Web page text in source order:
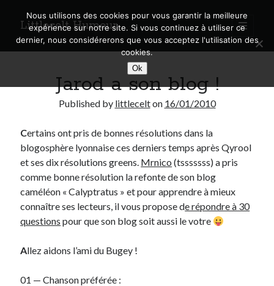
Littlecelt Humeur
open
primary
menu
Sidebar
Derniers articles
Municipales 2026 : Lyon, Métropole et Caluire, mon choix pour l’avenir
Explorez les Chemins Enchantés à Vélo : Aventures Familiales près de
Lyon !
Quel Lyonnais es-tu, Renaud Ducher ?
Lyon ?
Jarod a son blog !
Published by littlecelton 16/01/2010
Certains ont pris de bonnes résolutions dans la
blogosphère lyonnaise ces derniers temps après Qyrool
et ses dix résolutions greens. Mrnico (tsssssss) a pris
comme bonne résolution la refonte de son blog
caméléon « Calyptratus » et pour apprendre à mieux
connaître ses lecteurs, il vous propose de répondre à 30
questions pour que son blog soit aussi le votre
Allez aidons l’ami du Bugey !
01 — Chanson préférée :
Nous utilisons des cookies pour vous garantir la meilleure
expérience sur notre site. Si vous continuez à utiliser ce
dernier, nous considérerons que vous acceptez l'utilisation des
cookies.
Ok